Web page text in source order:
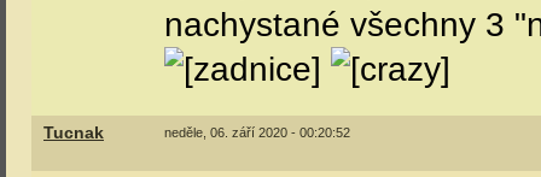
nachystané všechny 3
Tucnak neděle, 06. září 2020 - 00:20:52